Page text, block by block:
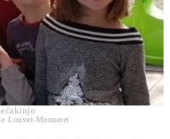
Louvet-Monneret